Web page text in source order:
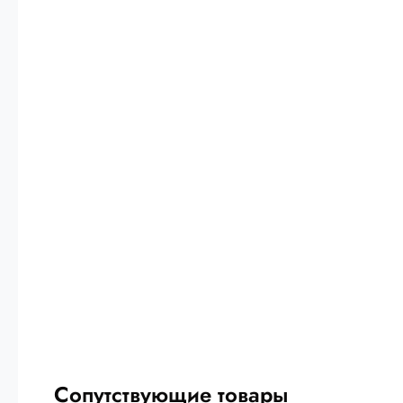
Сопутствующие товары